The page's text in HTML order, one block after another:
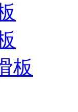
板